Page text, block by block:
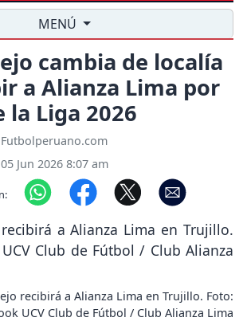
MENÚ
cambia de localía
a Alianza Lima por
la Liga 2026
Futbolperuano.com
Jun 2026 8:07 am
recibirá a Alianza Lima en Trujillo. Foto:
UCV Club de Fútbol / Club Alianza Lima